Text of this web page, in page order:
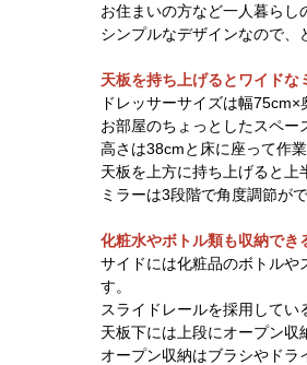
お住まいの方など一人暮らし
シンプルなデザインなので、
天板を持ち上げるとワイドな
ドレッサーサイズは幅75cm×
お部屋のちょっとしたスペー
高さは38cmと床に座って作
天板を上方に持ち上げると上
ミラーは3段階で角度調節が
化粧水やボトル類も収納でき
サイドには化粧品のボトルや
す。
スライドレールを採用してい
天板下には上段にオープン収
オープン収納はブラシやドラ